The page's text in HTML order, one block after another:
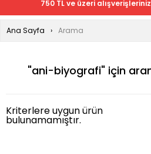
750 TL ve üzeri
Ana Sayfa Arama
"ani-biyografi" için
Kriterlere uygun ürün
bulunamamıştır.